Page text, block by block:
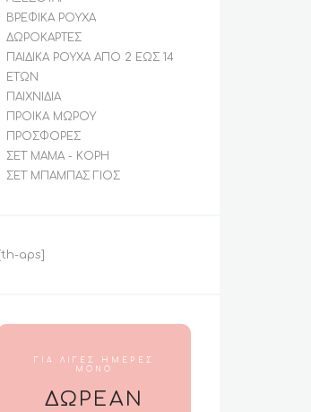
ΒΡΕΦΙΚΆ ΡΟΎΧΑ
ΔΩΡΟΚΆΡΤΕΣ
ΠΑΙΔΙΚΆ ΡΟΎΧΑ ΑΠΌ 2 ΈΩΣ 14
ΕΤΏΝ
ΠΑΙΧΝΊΔΙΑ
ΠΡΟΊΚΑ ΜΩΡΟΎ
ΠΡΟΣΦΟΡΈΣ
ΣΕΤ ΜΑΜΆ - ΚΌΡΗ
ΣΕΤ ΜΠΑΜΠΆΣ ΓΙΟΣ
[th-aps]
ΓΙΑ ΛΙΓΕΣ ΗΜΕΡΕΣ
ΜΟΝΟ
ΔΩΡΕΑΝ